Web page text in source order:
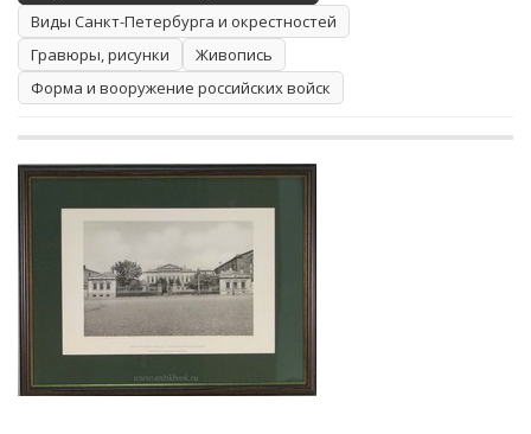
Виды Санкт-Петербурга и окрестностей
Гравюры, рисунки
Живопись
Форма и вооружение российских войск